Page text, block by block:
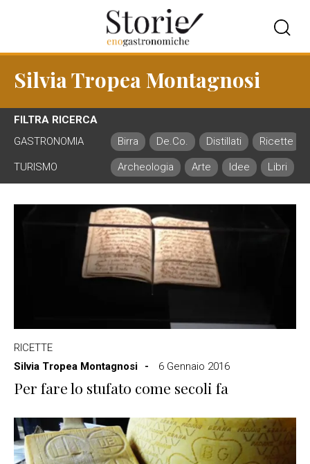
Silvia Tropea Montagnosi
FILTRA RICERCA
GASTRONOMIA
Birra De.Co. Distillati Ricette
TURISMO Archeologia Arte Idee Libri
RICETTE
Silvia Tropea Montagnosi
6 Gennaio 2016
Per fare lo stufato come secoli fa